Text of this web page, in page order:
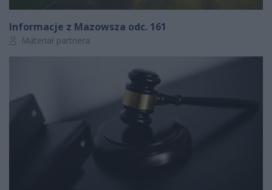
Informacje z Mazowsza odc. 161
Autor artykułu:
Materiał partnera